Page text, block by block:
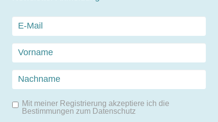
Mit meiner Registrierung akzeptiere ich die
Bestimmungen zum Datenschutz